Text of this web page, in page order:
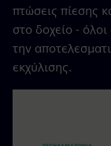
πτώσεις πίεσης
στο δοχείο -
την
εκχύλισης.